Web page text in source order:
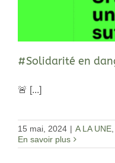
#Solidarité en
🚨 [...]
15 mai, 2024 | A LA UNE,
En savoir plus